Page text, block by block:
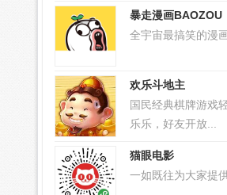
暴走漫画BAOZOU
全宇宙最搞笑的漫画
欢乐斗地主
国民经典棋牌游戏
乐乐，好友开放...
猫眼电影
一如既往为大家提